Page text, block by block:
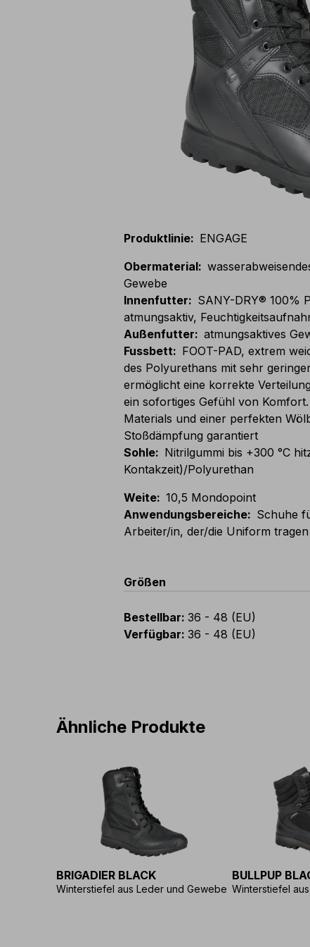
Produktlinie: ENGAGE
Obermaterial:
Gewebe
Innenfutter: SANY-DRY® 100%
atmungsaktiv,
Außenfutter: atmungsaktives
Fussbett: FOOT-PAD, extrem
des Polyurethans mit sehr
ermöglicht eine korrekte
ein sofortiges Gefühl von
Materials und einer perfekten
Stoßdämpfung garantiert
Sohle: Nitrilgummi bis +300 °C
Kontakzeit)/Polyurethan
Weite: 10,5 Mondopoint
Anwendungsbereiche: Schuhe
Arbeiter/in, der/die Uniform tragen
Größen
Bestellbar: 36 - 48 (EU)
Verfügbar: 36 - 48 (EU)
Ähnliche Produkte
BRIGADIER BLACK
Winterstiefel aus Leder und Gewebe
BULLPUP
Winterstiefel